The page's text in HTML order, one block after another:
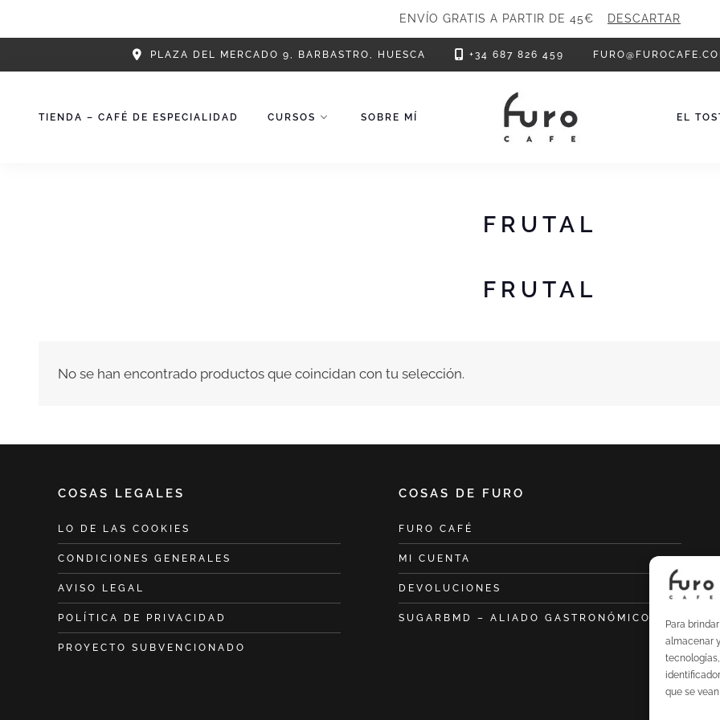
Para
almacenar
que se
ENVÍO GRATIS A PARTIR DE 45€ DESCARTAR
to
PLAZA DEL MERCADO 9, BARBASTRO, HUESCA +34 687 826 459
TIENDA – CAFÉ DE ESPECIALIDAD CURSOS SOBRE MÍ EL
FRUTAL
FRUTAL
No se han encontrado productos que coincidan con tu selección.
COSAS LEGALES
LO DE LAS COOKIES
CONDICIONES GENERALES
AVISO LEGAL
POLÍTICA DE PRIVACIDAD
PROYECTO SUBVENCIONADO
COSAS DE FURO
FURO CAFÉ
MI CUENTA
DEVOLUCIONES
SUGARBMD – ALIADO GASTRONÓMICO